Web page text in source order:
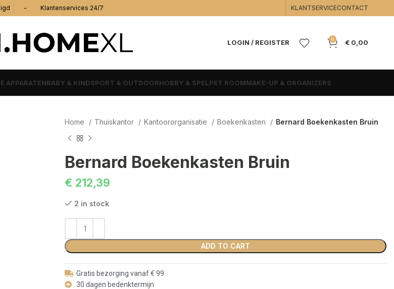
- Klantenservices 24/7 KLANTSERVICECONTACT
LOGIN / REGISTER 0 € 0,00
APPARATENBABY & KINDSPORT & OUTDOORHOBBY & SPEL PET ROOMMAKE-UP & ORGANIZERS
Home Thuiskantor Kantoororganisatie Boekenkasten Bernard Boekenkasten Bruin
Bernard Boekenkasten Bruin
€ 212,39
2 in stock
ADD TO CART
Gratis bezorging vanaf € 99
30 dagen bedenktermijn